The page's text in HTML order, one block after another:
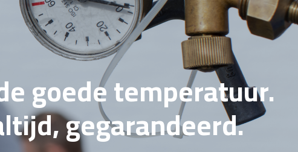
goede temperatuur.
gegarandeerd.